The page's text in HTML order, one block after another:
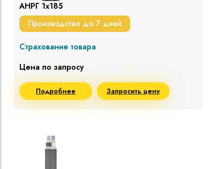
АНРГ 1х185
Производство до 7 дней
Страхование товара
Цена по запросу
Подробнее Запросить цену